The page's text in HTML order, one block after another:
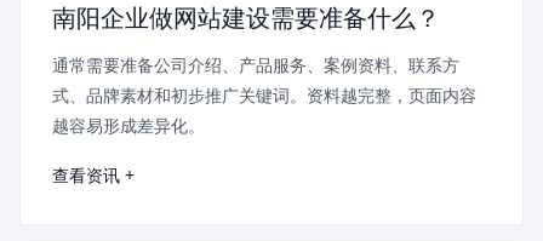
南阳企业做网站建设需要准备什么？
通常需要准备公司介绍、产品服务、案例资料、联系方
式、品牌素材和初步推广关键词。资料越完整，页面内容
越容易形成差异化。
查看资讯 +